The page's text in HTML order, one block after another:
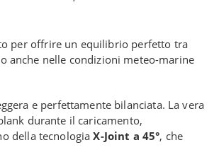
per offrire un equilibrio perfetto tra
anche nelle condizioni meteo-marine
e perfettamente bilanciata. La vera
durante il caricamento,
della tecnologiaX-Joint a 45°, che